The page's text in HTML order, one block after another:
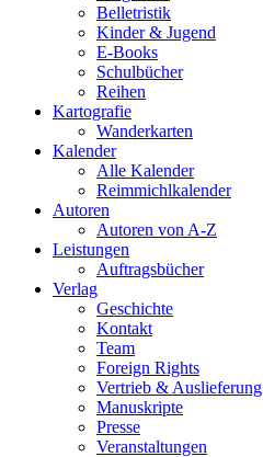
Belletristik
Kinder & Jugend
E-Books
Schulbücher
Reihen
Kartografie
Wanderkarten
Kalender
Alle Kalender
Reimmichlkalender
Autoren
Autoren von A-Z
Leistungen
Auftragsbücher
Verlag
Geschichte
Kontakt
Team
Foreign Rights
Vertrieb & Auslieferung
Manuskripte
Presse
Veranstaltungen